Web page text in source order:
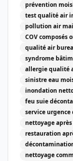
prévention
test qualité air
pollution air
COV composés
qualité air
syndrome
allergie qualité
sinistre eau
inondation
feu suie
service
nettoyage après
restauration
nettoyage